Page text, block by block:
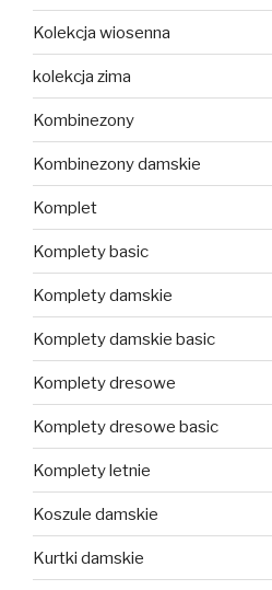
Kolekcja wiosenna
kolekcja zima
Kombinezony
Kombinezony damskie
Komplet
Komplety basic
Komplety damskie
Komplety damskie basic
Komplety dresowe
Komplety dresowe basic
Komplety letnie
Koszule damskie
Kurtki damskie